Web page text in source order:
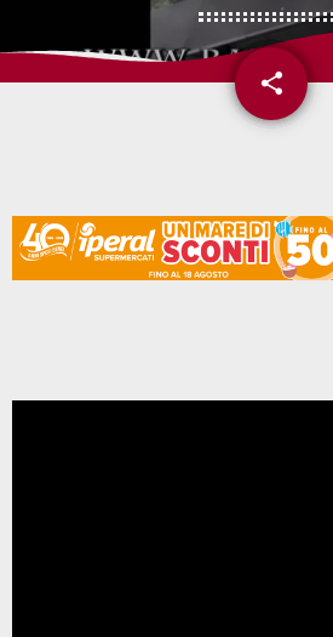
share
email